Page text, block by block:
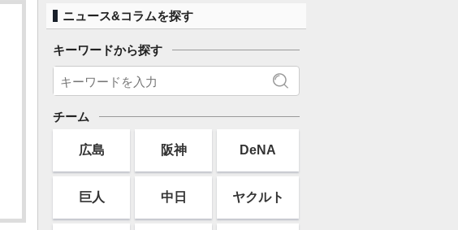
ニュース&コラムを探す
キーワードから探す
チーム
広島 阪神 DeNA
巨人 中日 ヤクルト